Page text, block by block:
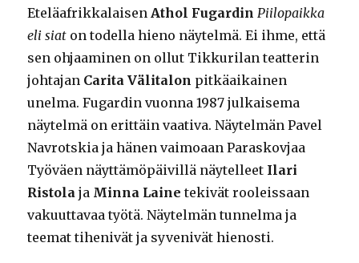
EteläafrikkalaisenAthol Fugardin Piilopaikka
eli siat on todella hieno näytelmä. Ei ihme, että
sen ohjaaminen on ollut Tikkurilan teatterin
johtajan Carita Välitalon pitkäaikainen
unelma. Fugardin vuonna 1987 julkaisema
näytelmä on erittäin vaativa. Näytelmän Pavel
Navrotskia ja hänen vaimoaan Paraskovjaa
Työväen näyttämöpäivillä näytelleet Ilari
Ristola ja Minna Laine tekivät rooleissaan
vakuuttavaa työtä. Näytelmän tunnelma ja
teemat tihenivät ja syvenivät hienosti.